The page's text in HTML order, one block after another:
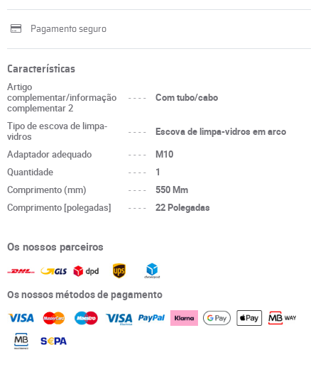
Pagamento seguro
Características
Artigo
complementar/informação
complementar 2
---- Com tubo/cabo
Tipo de escova de limpa-
vidros
----
Escova de limpa-vidros em arco
Adaptador adequado
----
M10
Quantidade
----
1
Comprimento (mm)
----
550 Mm
Comprimento [polegadas]
---- 22 Polegadas
Os nossos parceiros
Os nossos métodos de pagamento